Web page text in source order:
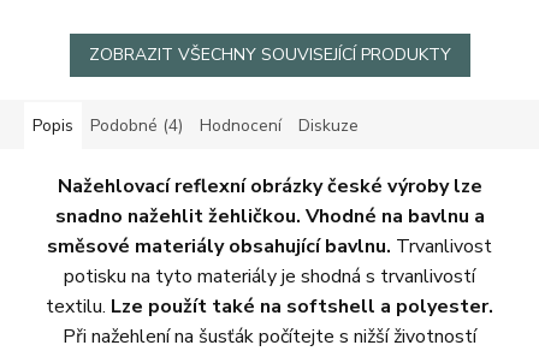
ZOBRAZIT VŠECHNY SOUVISEJÍCÍ PRODUKTY
Popis Podobné (4) Hodnocení Diskuze
Nažehlovací reflexní obrázky české výroby lze
snadno nažehlit žehličkou. Vhodné na bavlnu a
směsové materiály obsahující bavlnu. Trvanlivost
potisku na tyto materiály je shodná s trvanlivostí
textilu. Lze použít také na softshell a polyester.
Při nažehlení na šusťák počítejte s nižší životností